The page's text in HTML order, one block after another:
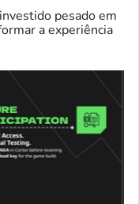
pesado em
a experiência